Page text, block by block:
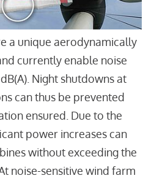
a unique aerodynamically
currently enable noise
Night shutdowns at
can thus be prevented
ensured. Due to the
power increases can
without exceeding the
noise-sensitive wind farm